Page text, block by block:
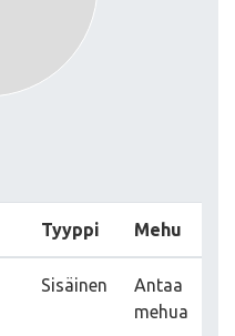
Tyyppi Mehu
Sisäinen
Antaa
mehua